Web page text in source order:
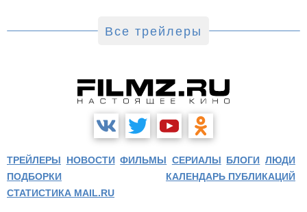
выйдет в зарубежный прокат 6 марта.
Все трейлеры
ТРЕЙЛЕРЫ НОВОСТИ ФИЛЬМЫ СЕРИАЛЫ БЛОГИ ЛЮДИ
ПОДБОРКИ
КАЛЕНДАРЬ ПУБЛИКАЦИЙ
СТАТИСТИКА MAIL.RU